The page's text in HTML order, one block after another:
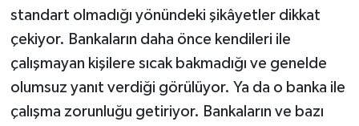
standart olmadığı yönündeki şikâyetler dikkat
çekiyor. Bankaların daha önce kendileri ile
çalışmayan kişilere sıcak bakmadığı ve genelde
olumsuz yanıt verdiği görülüyor. Ya da o banka ile
çalışma zorunluğu getiriyor. Bankaların ve bazı